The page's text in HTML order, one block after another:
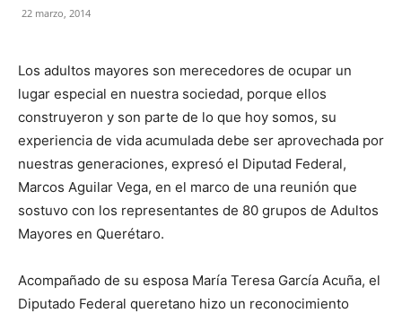
22 marzo, 2014
Los adultos mayores son merecedores de ocupar un
lugar especial en nuestra sociedad, porque ellos
construyeron y son parte de lo que hoy somos, su
experiencia de vida acumulada debe ser aprovechada por
nuestras generaciones, expresó el Diputad Federal,
Marcos Aguilar Vega, en el marco de una reunión que
sostuvo con los representantes de 80 grupos de Adultos
Mayores en Querétaro.
Acompañado de su esposa María Teresa García Acuña, el
Diputado Federal queretano hizo un reconocimiento